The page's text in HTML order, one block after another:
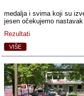
medalja i svima koji su
jesen očekujemo
Rezultati
VIŠE